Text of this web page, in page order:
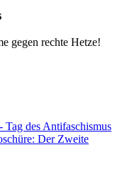
gegen rechte Hetze!
des Antifaschismus
Der Zweite